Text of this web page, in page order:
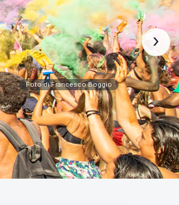
Foto di Francesco Boggio
›